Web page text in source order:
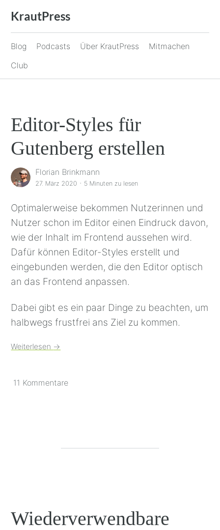
Inhalt
springen
KrautPress
Blog Podcasts Über KrautPress
Mitmachen
Club
Editor-Styles für
Gutenberg erstellen
Florian Brinkmann
27. März 2020 · 5 Minuten zu lesen
Optimalerweise bekommen Nutzerinnen und
Nutzer schon im Editor einen Eindruck davon,
wie der Inhalt im Frontend aussehen wird.
Dafür können Editor-Styles erstellt und
eingebunden werden, die den Editor optisch
an das Frontend anpassen.
Dabei gibt es ein paar Dinge zu beachten, um
halbwegs frustfrei ans Ziel zu kommen.
Weiterlesen →
11 Kommentare
Wiederverwendbare